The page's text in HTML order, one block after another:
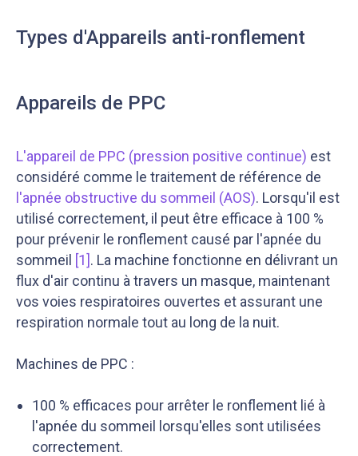
Notre équipe éditoriale, ainsi que nos experts
médicaux étudient chaque article avec soin, pour
s’assurer de la précision des informations et de
Nous vérifions que le contenu de nos articles est
en phase avec la littérature scientifique ainsi
qu’avec les dernières recommandations des
Types d'Appareils anti-ronflement
Appareils de PPC
L'appareil de PPC (pression positive continue) est
considéré comme le traitement de référence de
l'apnée obstructive du sommeil (AOS). Lorsqu'il est
utilisé correctement, il peut être efficace à 100 %
pour prévenir le ronflement causé par l'apnée du
sommeil [1]. La machine fonctionne en délivrant un
flux d'air continu à travers un masque, maintenant
vos voies respiratoires ouvertes et assurant une
respiration normale tout au long de la nuit.
Machines de PPC :
100 % efficaces pour arrêter le ronflement lié à
l'apnée du sommeil lorsqu'elles sont utilisées
correctement.